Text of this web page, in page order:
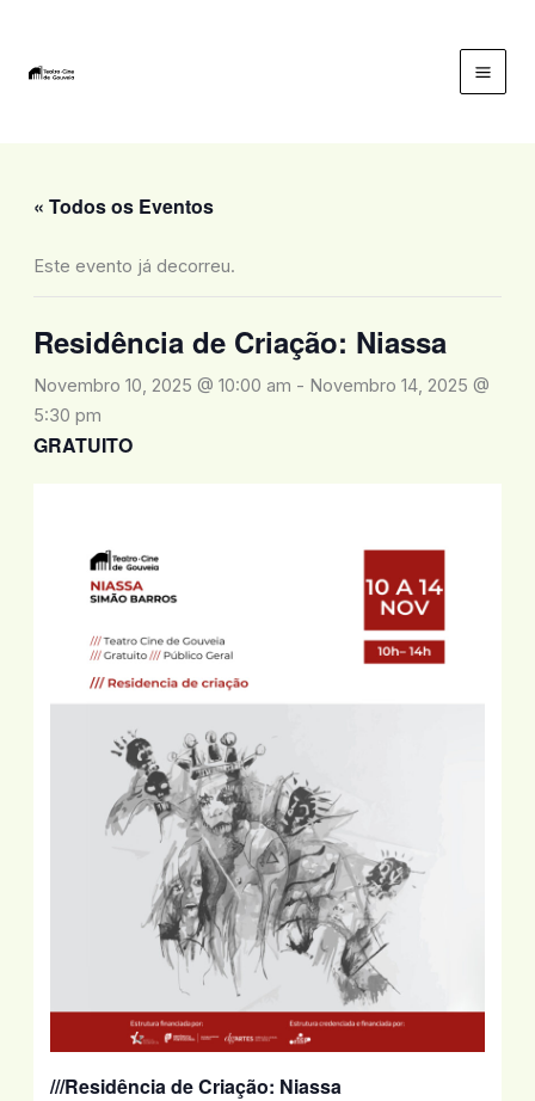
content
Main
« Todos os Eventos
Este evento já decorreu.
Residência de Criação: Niassa
Novembro 10, 2025 @ 10:00 am - Novembro 14, 2025 @
5:30 pm
GRATUITO
///Residência de Criação: Niassa